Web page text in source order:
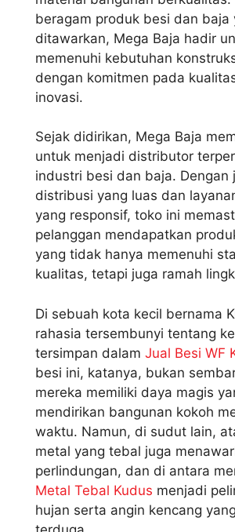
beragam produk besi dan baja
ditawarkan, Mega Baja hadir
memenuhi kebutuhan
dengan komitmen pada
inovasi.
Sejak didirikan, Mega Baja
untuk menjadi distributor
industri besi dan baja. Dengan
distribusi yang luas dan
yang responsif, toko ini
pelanggan mendapatkan
yang tidak hanya memenuhi
kualitas, tetapi juga ramah
Di sebuah kota kecil bernama
rahasia tersembunyi tentang
tersimpan dalam Jual Besi WF
besi ini, katanya, bukan
mereka memiliki daya magis
mendirikan bangunan kokoh
waktu. Namun, di sudut lain,
metal yang tebal juga
perlindungan, dan di antara
Metal Tebal Kudus menjadi
hujan serta angin kencang